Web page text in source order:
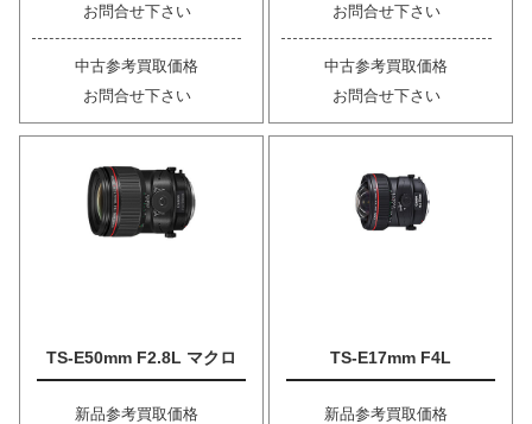
お問合せ下さい
中古参考買取価格
お問合せ下さい
お問合せ下さい
中古参考買取価格
お問合せ下さい
TS-E50mm F2.8L マクロ
新品参考買取価格
TS-E17mm F4L
新品参考買取価格